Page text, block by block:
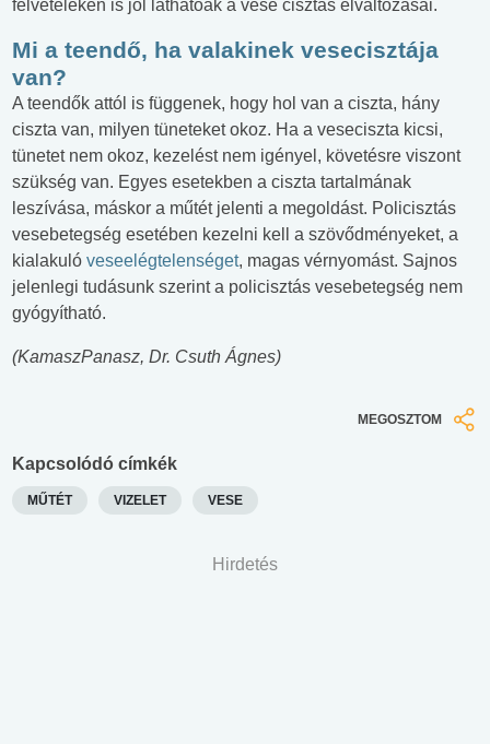
felvételeken is jól láthatóak a vese cisztás elváltozásai.
Mi a teendő, ha valakinek vesecisztája
van?
A teendők attól is függenek, hogy hol van a ciszta, hány
ciszta van, milyen tüneteket okoz. Ha a veseciszta kicsi,
tünetet nem okoz, kezelést nem igényel, követésre viszont
szükség van. Egyes esetekben a ciszta tartalmának
leszívása, máskor a műtét jelenti a megoldást. Policisztás
vesebetegség esetében kezelni kell a szövődményeket, a
kialakuló veseelégtelenséget, magas vérnyomást. Sajnos
jelenlegi tudásunk szerint a policisztás vesebetegség nem
gyógyítható.
(KamaszPanasz, Dr. Csuth Ágnes)
MEGOSZTOM
Kapcsolódó címkék
MŰTÉT VIZELET VESE
Hirdetés